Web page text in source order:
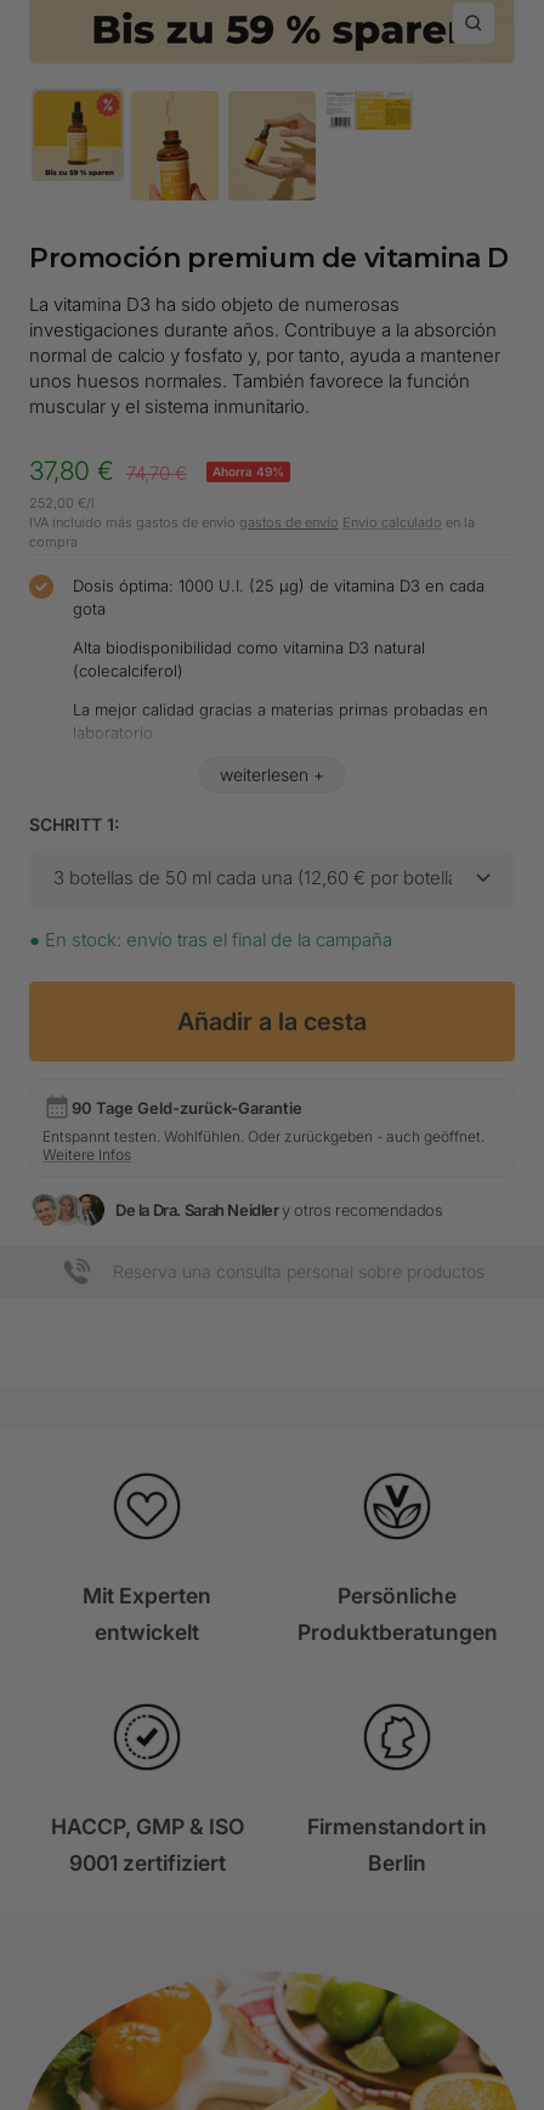
Zoom
Promoción premium de vitamina D
La vitamina D3 ha sido objeto de numerosas
investigaciones durante años. Contribuye a la absorción
normal de calcio y fosfato y, por tanto, ayuda a mantener
unos huesos normales. También favorece la función
muscular y el sistema inmunitario.
Precio
Oferta
37,80 € Precio
74,70 € Ahorra 49%
252,00 €/l
IVA incluido más gastos de envío gastos de envío Envío calculado en la
compra
Dosis óptima: 1000 U.I. (25 µg) de vitamina D3 en cada
gota
Alta biodisponibilidad como vitamina D3 natural
(colecalciferol)
La mejor calidad gracias a materias primas probadas en
laboratorio
Apto para vegetarianos
SCHRITT 1:
3 botellas de 50 ml cada una (12,60 € por botella) - ahorra
● En stock: envío tras el final de la campaña
Añadir a la cesta
90 Tage Geld-zurück-Garantie
Entspannt testen. Wohlfühlen. Oder zurückgeben - auch geöffnet.
Weitere Infos
De la Dra. Sarah Neidlery otros recomendados
Reserva una consulta personal sobre productos
Mit Experten
entwickelt
Persönliche
Produktberatungen
HACCP, GMP & ISO
9001 zertifiziert
Firmenstandort in
Berlin